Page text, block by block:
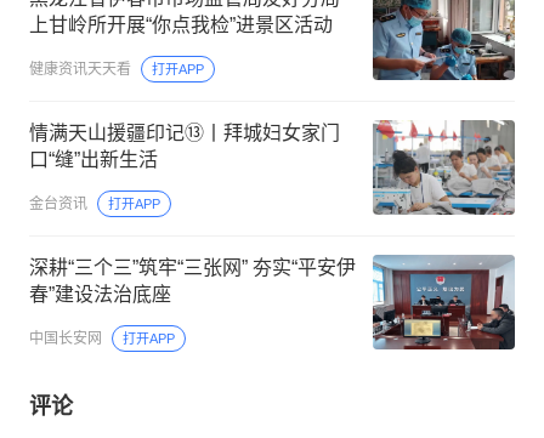
上甘岭所开展“你点我检”进景区活动
健康资讯天天看 打开APP
情满天山援疆印记⑬丨拜城妇女家门
口“缝”出新生活
金台资讯 打开APP
深耕“三个三”筑牢“三张网” 夯实“平安伊
春”建设法治底座
中国长安网 打开APP
评论